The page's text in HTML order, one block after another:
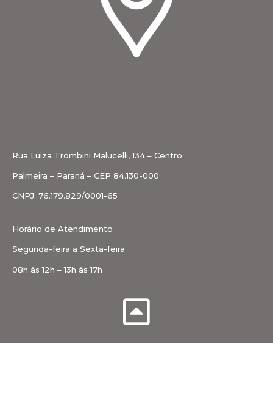
Rua Luiza Trombini Malucelli, 134 – Centro
Palmeira – Paraná – CEP 84.130-000
CNPJ: 76.179.829/0001-65
Horário de Atendimento
Segunda-feira a Sexta-feira
08h às 12h – 13h às 17h